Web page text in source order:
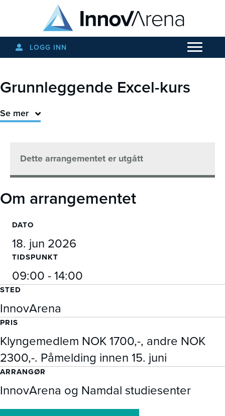
LOGG INN
Grunnleggende Excel-kurs
Se mer
Dette arrangementet er utgått
Om arrangementet
DATO
18. jun 2026
TIDSPUNKT
09:00 - 14:00
STED
InnovArena
PRIS
Klyngemedlem NOK 1700,-, andre NOK
2300,-. Påmelding innen 15. juni
ARRANGØR
InnovArena og Namdal studiesenter